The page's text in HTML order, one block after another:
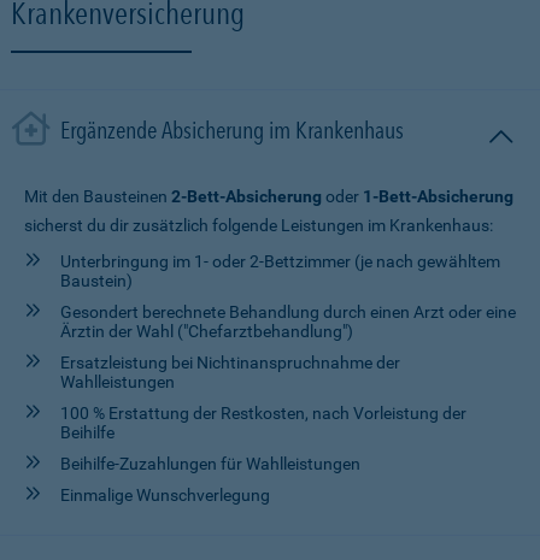
Krankenversicherung
Ergänzende Absicherung im Krankenhaus
Mit den Bausteinen 2-Bett-Absicherung oder 1-Bett-Absicherung
sicherst du dir zusätzlich folgende Leistungen im Krankenhaus:
Unterbringung im 1- oder 2-Bettzimmer (je nach gewähltem
Baustein)
Gesondert berechnete Behandlung durch einen Arzt oder eine
Ärztin der Wahl ("Chefarztbehandlung")
Ersatzleistung bei Nichtinanspruchnahme der
Wahlleistungen
100 % Erstattung der Restkosten, nach Vorleistung der
Beihilfe
Beihilfe-Zuzahlungen für Wahlleistungen
Einmalige Wunschverlegung